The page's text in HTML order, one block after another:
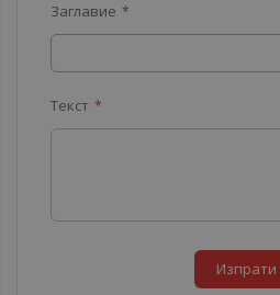
Заглавие
Текст
Изпрати